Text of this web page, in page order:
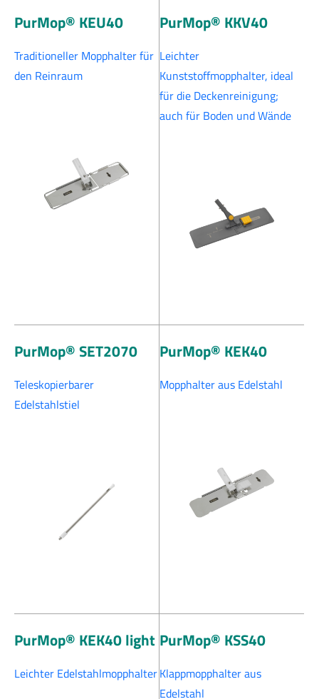
PurMop® KEU40
Traditioneller Mopphalter für
den Reinraum
PurMop® KKV40
Leichter
Kunststoffmopphalter, ideal
für die Deckenreinigung;
auch für Boden und Wände
PurMop® SET2070
Teleskopierbarer
Edelstahlstiel
PurMop® KEK40
Mopphalter aus Edelstahl
PurMop® KEK40 light
Leichter Edelstahlmopphalter
PurMop® KSS40
Klappmopphalter aus
Edelstahl